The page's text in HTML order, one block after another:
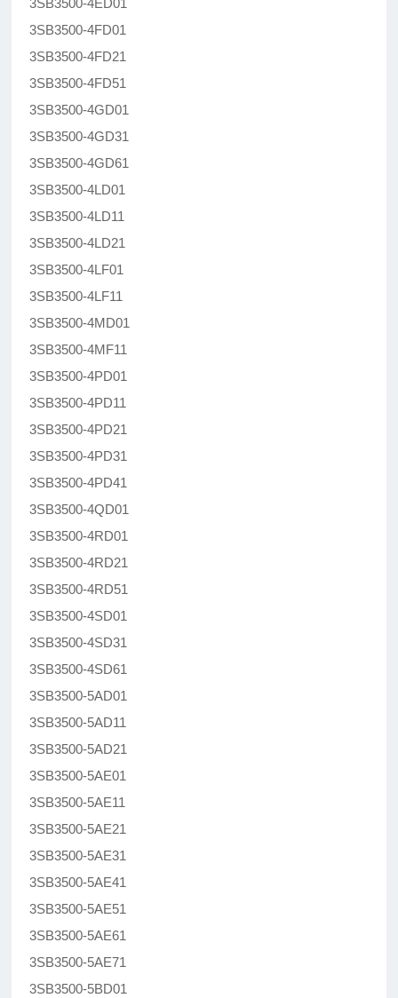
3SB3500-4ED01
3SB3500-4FD01
3SB3500-4FD21
3SB3500-4FD51
3SB3500-4GD01
3SB3500-4GD31
3SB3500-4GD61
3SB3500-4LD01
3SB3500-4LD11
3SB3500-4LD21
3SB3500-4LF01
3SB3500-4LF11
3SB3500-4MD01
3SB3500-4MF11
3SB3500-4PD01
3SB3500-4PD11
3SB3500-4PD21
3SB3500-4PD31
3SB3500-4PD41
3SB3500-4QD01
3SB3500-4RD01
3SB3500-4RD21
3SB3500-4RD51
3SB3500-4SD01
3SB3500-4SD31
3SB3500-4SD61
3SB3500-5AD01
3SB3500-5AD11
3SB3500-5AD21
3SB3500-5AE01
3SB3500-5AE11
3SB3500-5AE21
3SB3500-5AE31
3SB3500-5AE41
3SB3500-5AE51
3SB3500-5AE61
3SB3500-5AE71
3SB3500-5BD01